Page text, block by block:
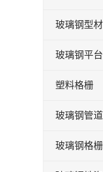
玻璃钢型材
玻璃钢平台
塑料格栅
玻璃钢管道
玻璃钢格